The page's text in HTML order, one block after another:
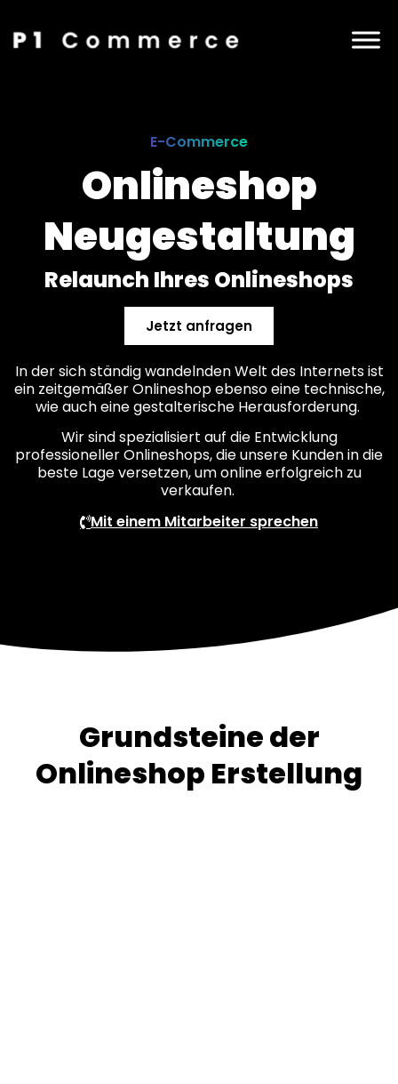
E-Commerce
Onlineshop
Neugestaltung
Relaunch Ihres Onlineshops
Jetzt anfragen
In der sich ständig wandelnden Welt des Internets ist
ein zeitgemäßer Onlineshop ebenso eine technische,
wie auch eine gestalterische Herausforderung.
Wir sind spezialisiert auf die Entwicklung
professioneller Onlineshops, die unsere Kunden in die
beste Lage versetzen, um online erfolgreich zu
verkaufen.
Mit einem Mitarbeiter sprechen
Grundsteine der
Onlineshop Erstellung